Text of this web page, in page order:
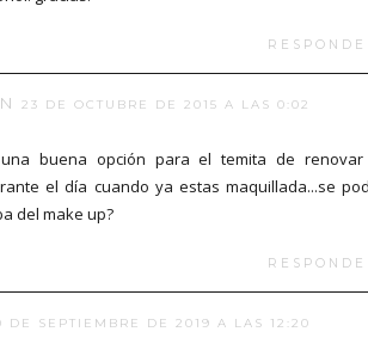
23 DE OCTUBRE DE 2015 A LAS 0:02
buena opción para el temita de
el día cuando ya estas maquillada...se
del make up?
DE SEPTIEMBRE DE 2019 A LAS 12:20